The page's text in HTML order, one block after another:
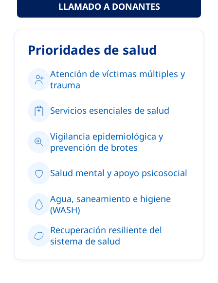
LLAMADO A DONANTES
Prioridades de salud
Atención de víctimas múltiples y
trauma
Servicios esenciales de salud
Vigilancia epidemiológica y
prevención de brotes
Salud mental y apoyo psicosocial
Agua, saneamiento e higiene
(WASH)
Recuperación resiliente del
sistema de salud